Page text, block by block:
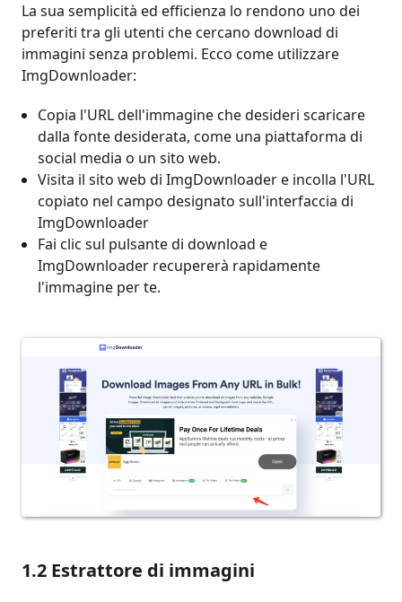
La sua semplicità ed efficienza lo rendono uno dei
preferiti tra gli utenti che cercano download di
immagini senza problemi. Ecco come utilizzare
ImgDownloader:
Copia l'URL dell'immagine che desideri scaricare
dalla fonte desiderata, come una piattaforma di
social media o un sito web.
Visita il sito web di ImgDownloader e incolla l'URL
copiato nel campo designato sull'interfaccia di
ImgDownloader
Fai clic sul pulsante di download e
ImgDownloader recupererà rapidamente
l'immagine per te.
1.2 Estrattore di immagini